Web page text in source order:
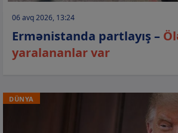
06 avq 2026, 13:24
Ermənistanda partlayış –
yaralananlar var
DÜNYA